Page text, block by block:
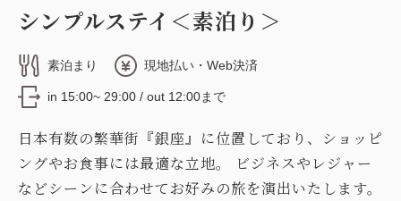
シンプルステイ＜素泊り＞
素泊まり 現地払い・Web決済
in 15:00~ 29:00 / out 12:00まで
日本有数の繁華街『銀座』に位置しており、ショッピ
ングやお食事には最適な立地。 ビジネスやレジャー
などシーンに合わせてお好みの旅を演出いたします。